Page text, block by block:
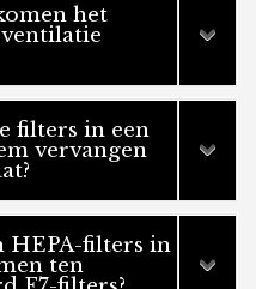
het
filters in een
vervangen
HEPA-filters in
ten